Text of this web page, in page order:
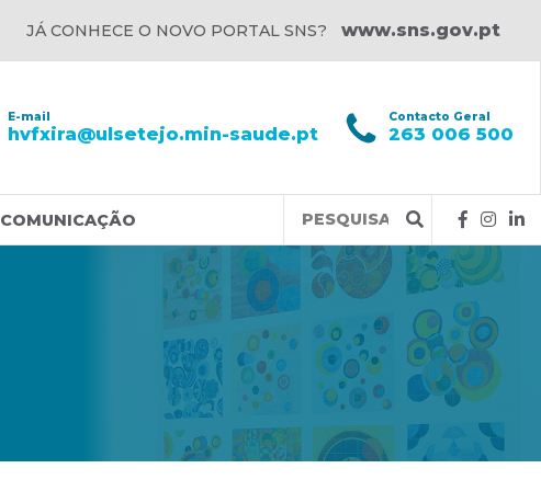
JÁ CONHECE O NOVO PORTAL SNS? www.sns.gov.pt
E-mail
hvfxira@ulsetejo.min-saude.pt
Contacto Geral
263 006 500
COMUNICAÇÃO
Query